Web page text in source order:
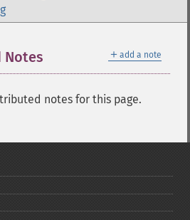
＋ add a note
Notes
notes for this page.